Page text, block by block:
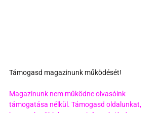
Támogasd magazinunk működését!
Magazinunk nem működne olvasóink
támogatása nélkül. Támogasd oldalunkat,